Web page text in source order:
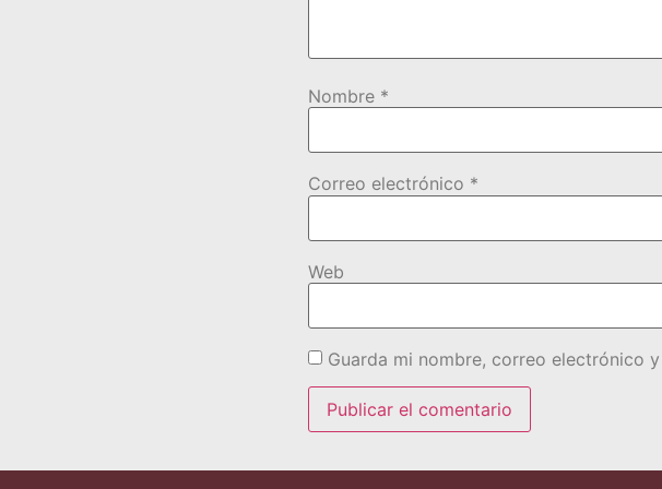
Nombre *
Correo electrónico *
Web
Guarda mi nombre, correo electrónico